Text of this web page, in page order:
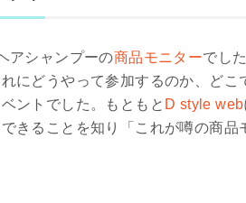
アシャンプーの商品モニターでし
にどうやって参加するのか、どこ
ントでした。もともと D style web
きることを知り「これが噂の商品